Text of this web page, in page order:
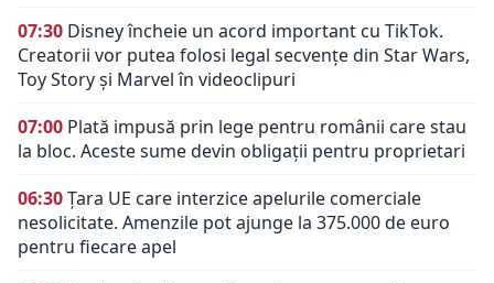
07:30 Disney încheie un acord important cu TikTok.
Creatorii vor putea folosi legal secvențe din Star Wars,
Toy Story și Marvel în videoclipuri
07:00 Plată impusă prin lege pentru românii care stau
la bloc. Aceste sume devin obligații pentru proprietari
06:30Țara UE care interzice apelurile comerciale
nesolicitate. Amenzile pot ajunge la 375.000 de euro
pentru fiecare apel